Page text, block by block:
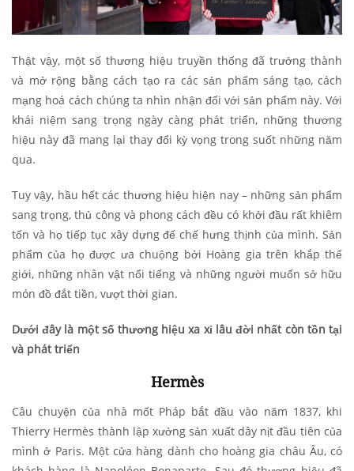
Thật vậy, một số thương hiệu truyền thống đã trưởng thành
và mở rộng bằng cách tạo ra các sản phẩm sáng tạo, cách
mạng hoá cách chúng ta nhìn nhận đối với sản phẩm này. Với
khái niệm sang trọng ngày càng phát triển, những thương
hiệu này đã mang lại thay đổi kỳ vọng trong suốt những năm
qua.
Tuy vậy, hầu hết các thương hiệu hiện nay – những sản phẩm
sang trọng, thủ công và phong cách đều có khởi đầu rất khiêm
tốn và họ tiếp tục xây dựng đế chế hưng thịnh của mình. Sản
phẩm của họ được ưa chuộng bởi Hoàng gia trên khắp thế
giới, những nhân vật nổi tiếng và những người muốn sở hữu
món đồ đắt tiền, vượt thời gian.
Dưới đây là một số thương hiệu xa xỉ lâu đời nhất còn tồn tại
và phát triển
Hermès
Câu chuyện của nhà mốt Pháp bắt đầu vào năm 1837, khi
Thierry Hermès thành lập xưởng sản xuất dây nịt đầu tiên của
mình ở Paris. Một cửa hàng dành cho hoàng gia châu Âu, có